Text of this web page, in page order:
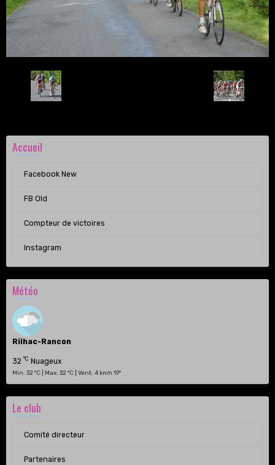
Accueil
Facebook New
FB Old
Compteur de victoires
Instagram
Météo
Rilhac-Rancon
32 °C Nuageux
Min: 32 °C | Max: 32 °C | Vent: 4 kmh 19°
Le club
Comité directeur
Partenaires